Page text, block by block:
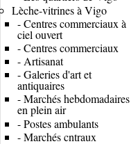
Lèche-vitrines à Vigo
-Centres commerciaux à
ciel ouvert
-Centres commerciaux
- Artisanat
-Galeries d'art et
antiquaires
-Marchés hebdomadaires
en plein air
-Postes ambulants
-Marchés cntraux